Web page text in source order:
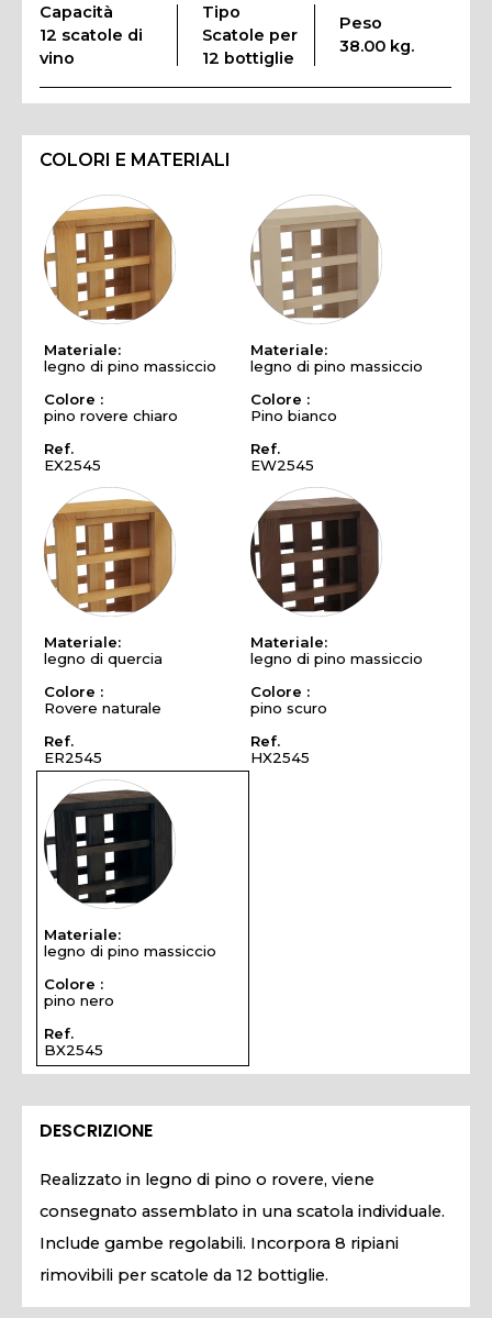
Capacità
12 scatole di
vino
Tipo
Scatole per
12 bottiglie
Peso
38.00 kg.
COLORI E MATERIALI
Materiale:
legno di pino massiccio
Colore :
pino rovere chiaro
Ref.
EX2545
Materiale:
legno di pino massiccio
Colore :
Pino bianco
Ref.
EW2545
Materiale:
legno di quercia
Colore :
Rovere naturale
Ref.
ER2545
Materiale:
legno di pino massiccio
Colore :
pino scuro
Ref.
HX2545
Materiale:
legno di pino massiccio
Colore :
pino nero
Ref.
BX2545
DESCRIZIONE
Realizzato in legno di pino o rovere, viene
consegnato assemblato in una scatola individuale.
Include gambe regolabili. Incorpora 8 ripiani
rimovibili per scatole da 12 bottiglie.